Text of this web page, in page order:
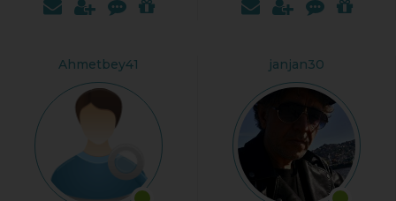
Ahmetbey41 janjan30